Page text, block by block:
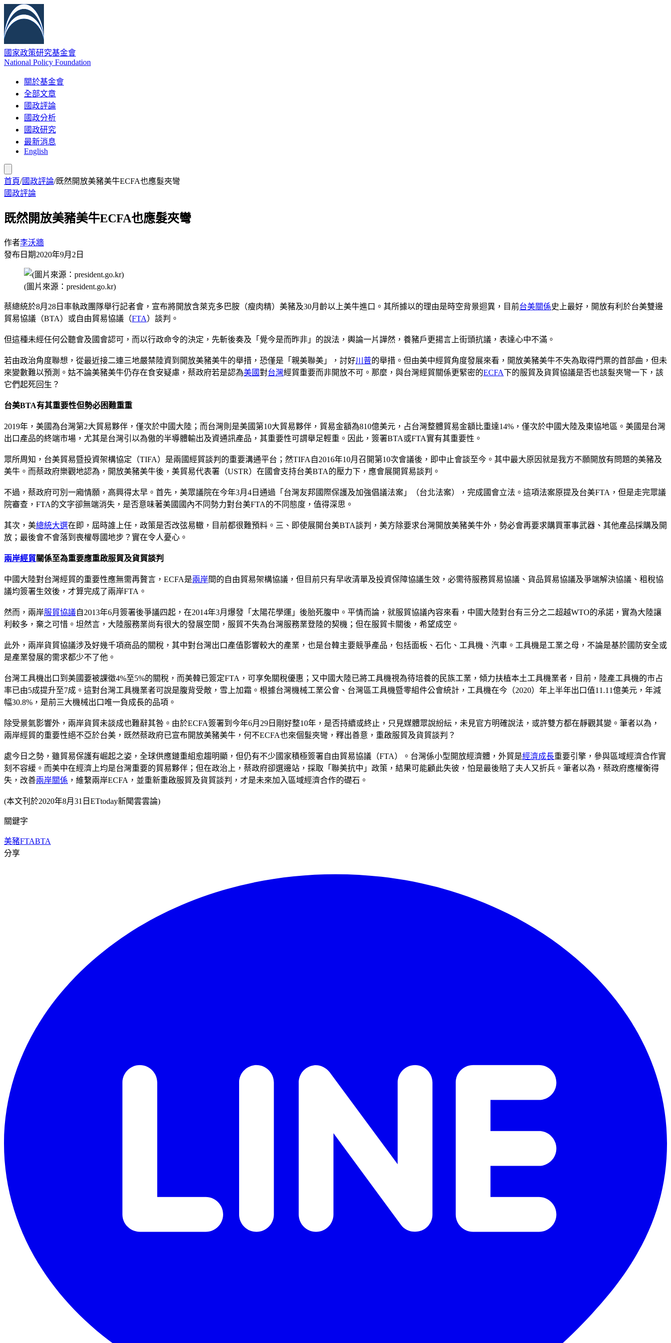
國家政策研究基金會
National Policy Foundation
關於基金會
全部文章
國政評論
國政分析
國政研究
最新消息
English
首頁/國政評論/既然開放美豬美牛ECFA也應髮夾彎
國政評論
既然開放美豬美牛ECFA也應髮夾彎
作者李沃牆
發布日期2020年9月2日
(圖片來源：president.go.kr)
蔡總統於8月28日率執政團隊舉行記者會，宣布將開放含萊克多巴胺（瘦肉精）美豬及30月齡以上美牛進口。其所據以的理由是時空背景迴異，目前台美關係史上最好，開放有利於台美雙邊
貿易協議（BTA）或自由貿易協議（FTA）談判。
但這種未經任何公聽會及國會認可，而以行政命令的決定，先斬後奏及「覺今是而昨非」的說法，輿論一片譁然，養豬戶更揚言上街頭抗議，表達心中不滿。
若由政治角度聯想，從最近接二連三地嚴禁陸資到開放美豬美牛的舉措，恐僅是「親美聯美」，討好川普的舉措。但由美中經貿角度發展來看，開放美豬美牛不失為取得門票的首部曲，但未
來變數難以預測。姑不論美豬美牛仍存在食安疑慮，蔡政府若是認為美國對台灣經貿重要而非開放不可。那麼，與台灣經貿關係更緊密的ECFA下的服貿及貨貿協議是否也該髮夾彎一下，該
它們起死回生？
台美BTA有其重要性但勢必困難重重
2019年，美國為台灣第2大貿易夥伴，僅次於中國大陸；而台灣則是美國第10大貿易夥伴，貿易金額為810億美元，占台灣整體貿易金額比重達14%，僅次於中國大陸及東協地區。美國是台灣
出口產品的終端市場，尤其是台灣引以為傲的半導體輸出及資通訊產品，其重要性可謂舉足輕重。因此，簽署BTA或FTA實有其重要性。
眾所周知，台美貿易暨投資架構協定（TIFA）是兩國經貿談判的重要溝通平台；然TIFA自2016年10月召開第10次會議後，即中止會談至今。其中最大原因就是我方不願開放有問題的美豬及
美牛。而蔡政府樂觀地認為，開放美豬美牛後，美貿易代表署（USTR）在國會支持台美BTA的壓力下，應會展開貿易談判。
不過，蔡政府可別一廂情願，高興得太早。首先，美眾議院在今年3月4日通過「台灣友邦國際保護及加強倡議法案」（台北法案），完成國會立法。這項法案原提及台美FTA，但是走完眾議
院審查，FTA的文字卻無端消失，是否意味著美國國內不同勢力對台美FTA的不同態度，值得深思。
其次，美總統大選在即，屆時誰上任，政策是否改弦易轍，目前都很難預料。三、即使展開台美BTA談判，美方除要求台灣開放美豬美牛外，勢必會再要求購買軍事武器、其他產品採購及開
放；最後會不會落到喪權辱國地步？實在令人憂心。
兩岸經貿 關係至為重要應重啟服貿及貨貿談判
中國大陸對台灣經貿的重要性應無需再贅言，ECFA是兩岸間的自由貿易架構協議，但目前只有早收清單及投資保障協議生效，必需待服務貿易協議、貨品貿易協議及爭端解決協議、租稅協
議均簽署生效後，才算完成了兩岸FTA。
然而，兩岸服貿協議自2013年6月簽署後爭議四起，在2014年3月爆發「太陽花學運」後胎死腹中。平情而論，就服貿協議內容來看，中國大陸對台有三分之二超越WTO的承諾，實為大陸讓
利較多，棄之可惜。坦然言，大陸服務業尚有很大的發展空間，服貿不失為台灣服務業登陸的契機；但在服貿卡關後，希望成空。
此外，兩岸貨貿協議涉及好幾千項商品的關稅，其中對台灣出口產值影響較大的產業，也是台韓主要競爭產品，包括面板、石化、工具機、汽車。工具機是工業之母，不論是基於國防安全或
是產業發展的需求都少不了他。
台灣工具機出口到美國要被課徵4%至5%的關稅，而美韓已簽定FTA，可享免關稅優惠；又中國大陸已將工具機視為待培養的民族工業，傾力扶植本土工具機業者，目前，陸產工具機的市占
率已由5成提升至7成。這對台灣工具機業者可說是腹背受敵，雪上加霜。根據台灣機械工業公會、台灣區工具機暨零組件公會統計，工具機在今（2020）年上半年出口值11.11億美元，年減
幅30.8%，是前三大機械出口唯一負成長的品項。
除受景氣影響外，兩岸貨貿未談成也難辭其咎。由於ECFA簽署到今年6月29日剛好整10年，是否持續或終止，只見媒體眾說紛紜，未見官方明確說法，或許雙方都在靜觀其變。筆者以為，
兩岸經貿的重要性絕不亞於台美，既然蔡政府已宣布開放美豬美牛，何不ECFA也來個髮夾彎，釋出善意，重啟服貿及貨貿談判？
處今日之勢，雖貿易保護有崛起之姿，全球供應鏈重組愈趨明顯，但仍有不少國家積極簽署自由貿易協議（FTA）。台灣係小型開放經濟體，外貿是經濟成長重要引擎，參與區域經濟合作實
刻不容緩。而美中在經濟上均是台灣重要的貿易夥伴；但在政治上，蔡政府卻選邊站，採取「聯美抗中」政策，結果可能顧此失彼，怕是最後賠了夫人又折兵。筆者以為，蔡政府應權衡得
失，改善兩岸關係 ，維繫兩岸ECFA，並重新重啟服貿及貨貿談判，才是未來加入區域經濟合作的礎石。
(本文刊於2020年8月31日ETtoday新聞雲雲論)
關鍵字
美豬FTABTA
分享